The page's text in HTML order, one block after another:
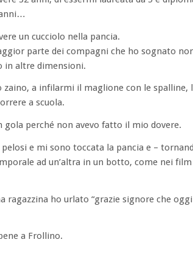
un cucciolo nella pancia.
parte dei compagni che ho sognato
in altre dimensioni.
a infilarmi il maglione con le spalline,
a scuola.
perché non avevo fatto il mio dovere.
e mi sono toccata la pancia e –
ad un’altra in un botto, come nei
ragazzina ho urlato “grazie signore che
a Frollino.